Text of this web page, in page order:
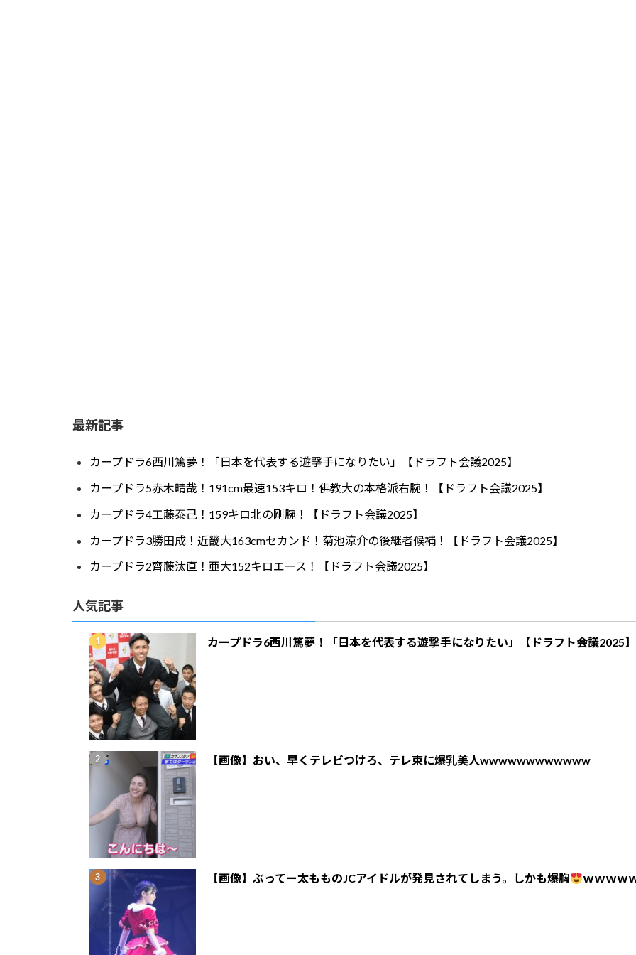
最新記事
カープドラ6西川篤夢！「日本を代表する遊撃手になりたい」【ドラフト会議2025】
カープドラ5赤木晴哉！191cm最速153キロ！佛教大の本格派右腕！【ドラフト会議2025】
カープドラ4工藤泰己！159キロ北の剛腕！【ドラフト会議2025】
カープドラ3勝田成！近畿大163cmセカンド！菊池涼介の後継者候補！【ドラフト会議2025】
カープドラ2齊藤汰直！亜大152キロエース！【ドラフト会議2025】
人気記事
カープドラ6西川篤夢！「日本を代表する遊撃手になりたい」【ドラフト会議2025】
【画像】おい、早くテレビつけろ、テレ東に爆乳美人wwwwwwwwwwww
【画像】ぶってー太もものJCアイドルが発見されてしまう。しかも爆胸 ｗｗｗｗ